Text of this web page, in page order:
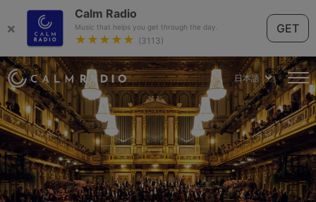
×
Calm Radio
Music that helps you get through the day.
★★★★★ (3113)
GET
日本語